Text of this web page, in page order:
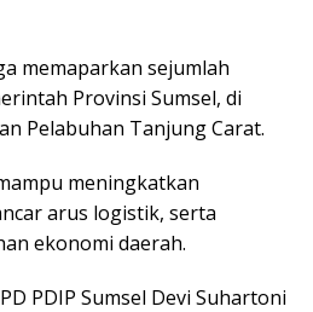
memaparkan sejumlah
Provinsi Sumsel, di
Pelabuhan Tanjung Carat.
meningkatkan
arus logistik, serta
ekonomi daerah.
PDIP Sumsel Devi Suhartoni